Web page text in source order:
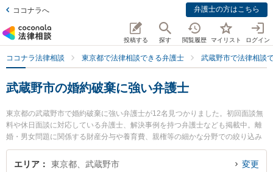
ココナラへ 弁護士の方はこちら
投稿する 探す 閲覧履歴 マイリスト ログイン
ココナラ法律相談 東京都で法律相談できる弁護士 武蔵野市で法律相談
武蔵野市の婚約破棄に強い弁護士
東京都の武蔵野市で婚約破棄に強い弁護士が12名見つかりました。初回面談無
料や休日面談に対応している弁護士、解決事例を持つ弁護士なども掲載中。離
婚・男女問題に関係する財産分与や養育費、親権等の細かな分野での絞り込み
検索もでき便利です。特に廣井法律事務所の廣井 貴夫弁護士やむさしのきずな
法律事務所の舩間 大樹弁護士、東京スタートアップ法律事務所 吉祥寺支店の野
エリア 東京都、武蔵野市 変更